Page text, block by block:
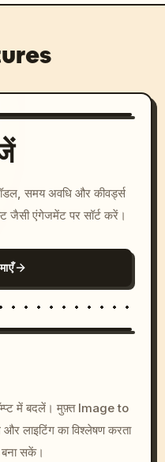
समय अवधि और कीवर्ड्स
जैसी एंगेजमेंट पर सॉर्ट करें।
c, cyberpunk sunset, neon
colors, 8k --v 6.0
में बदलें। मुफ़्त Image to
लाइटिंग का विश्लेषण करता
बना सकें।